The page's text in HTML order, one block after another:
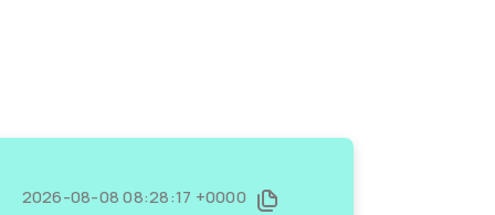
2026-08-08 08:28:17 +0000